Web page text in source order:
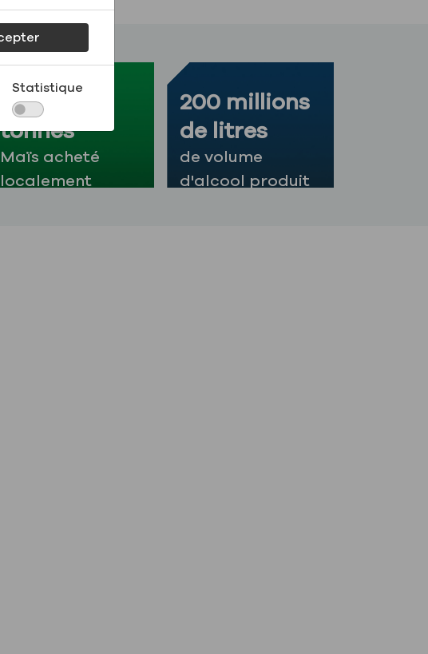
490 000
tonnes
Maïs acheté
localement
200 millions
de litres
de volume
d'alcool produit
Statistique